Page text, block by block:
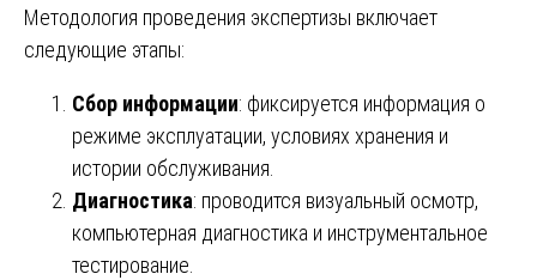
Методология проведения экспертизы включает
следующие этапы:
Сбор информации: фиксируется информация о
режиме эксплуатации, условиях хранения и
истории обслуживания.
Диагностика: проводится визуальный осмотр,
компьютерная диагностика и инструментальное
тестирование.